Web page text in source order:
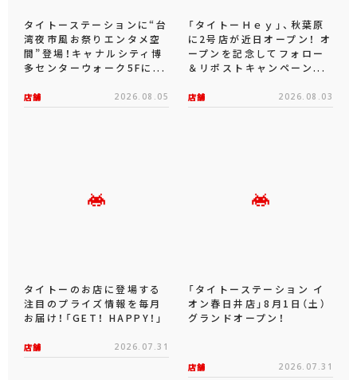
タイトーステーションに“台
湾夜市風お祭りエンタメ空
間”登場！キャナルシティ博
多センターウォーク5Fに...
店舗 2026.08.05
「タイトーＨｅｙ」、秋葉原
に2号店が近日オープン！ オ
ープンを記念してフォロー
＆リポストキャンペーン...
店舗 2026.08.03
タイトーのお店に登場する
注目のプライズ情報を毎月
お届け！「GET！ HAPPY！」
店舗 2026.07.31
「タイトーステーション イ
オン春日井店」8月1日（土）
グランドオープン！
店舗 2026.07.31